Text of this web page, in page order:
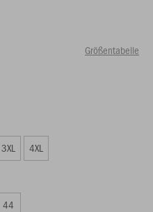
Größentabelle
3XL 4XL
44